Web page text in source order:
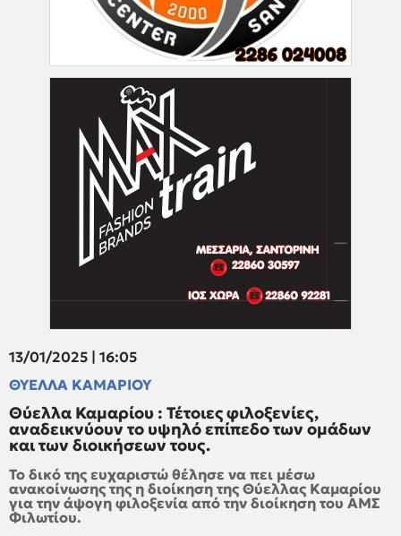
13/01/2025 | 16:05
ΘΥΕΛΛΑ ΚΑΜΑΡΙΟΥ
Θύελλα Καμαρίου : Τέτοιες φιλοξενίες,
αναδεικνύουν το υψηλό επίπεδο των ομάδων
και των διοικήσεων τους.
Το δικό της ευχαριστώ θέλησε να πει μέσω
ανακοίνωσης της η διοίκηση της Θύελλας Καμαρίου
για την άψογη φιλοξενία από την διοίκηση του ΑΜΣ
Φιλωτίου.